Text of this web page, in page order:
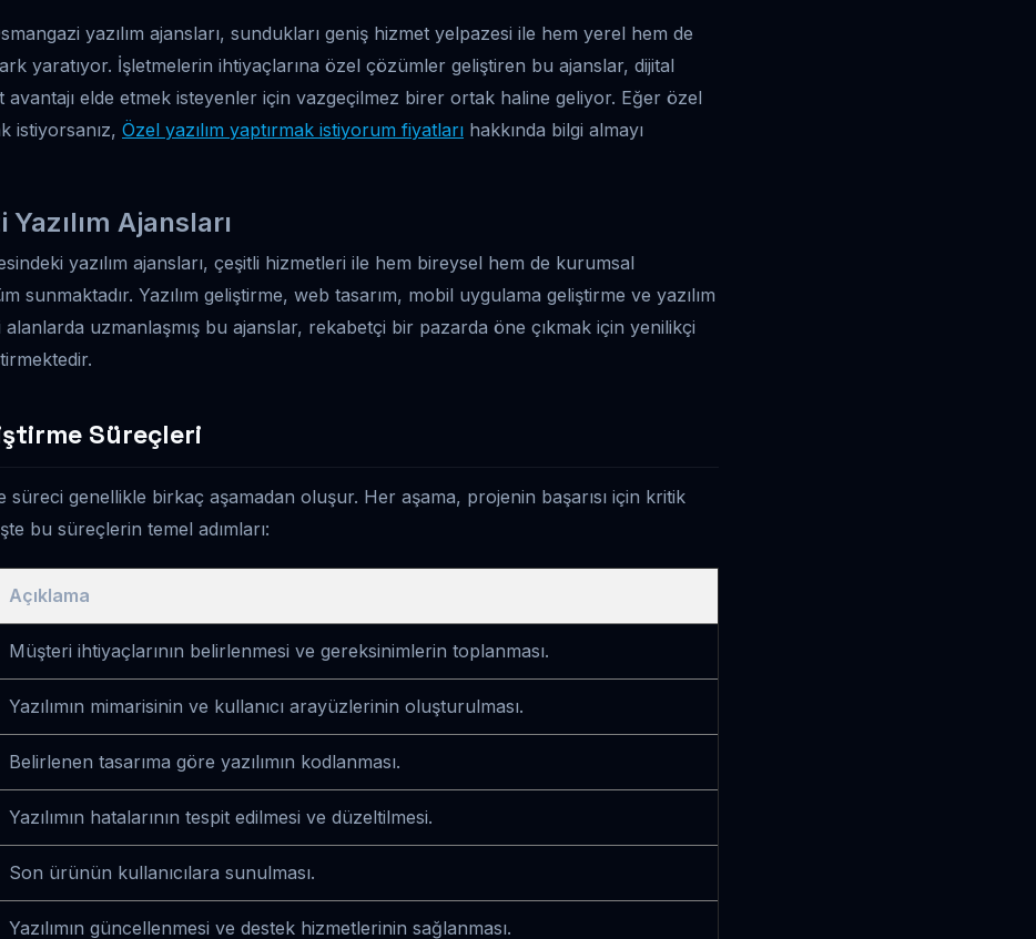
yazılım ajansları, sundukları geniş hizmet yelpazesi ile hem yerel hem de
yaratıyor. İşletmelerin ihtiyaçlarına özel çözümler geliştiren bu ajanslar, dijital
avantajı elde etmek isteyenler için vazgeçilmez birer ortak haline geliyor. Eğer özel
istiyorsanız, Özel yazılım yaptırmak istiyorum fiyatları hakkında bilgi almayı
Ajansları
yazılım ajansları, çeşitli hizmetleri ile hem bireysel hem de kurumsal
sunmaktadır. Yazılım geliştirme, web tasarım, mobil uygulama geliştirme ve yazılım
alanlarda uzmanlaşmış bu ajanslar, rekabetçi bir pazarda öne çıkmak için yenilikçi
Süreçleri
süreci genellikle birkaç aşamadan oluşur. Her aşama, projenin başarısı için kritik
bu süreçlerin temel adımları:
Açıklama
Müşteri ihtiyaçlarının belirlenmesi ve gereksinimlerin toplanması.
Yazılımın mimarisinin ve kullanıcı arayüzlerinin oluşturulması.
Belirlenen tasarıma göre yazılımın kodlanması.
Yazılımın hatalarının tespit edilmesi ve düzeltilmesi.
Son ürünün kullanıcılara sunulması.
Yazılımın güncellenmesi ve destek hizmetlerinin sağlanması.